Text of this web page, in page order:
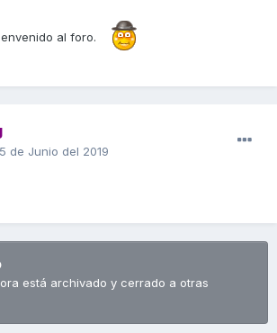
al foro.
de Junio del 2019
está archivado y cerrado a otras